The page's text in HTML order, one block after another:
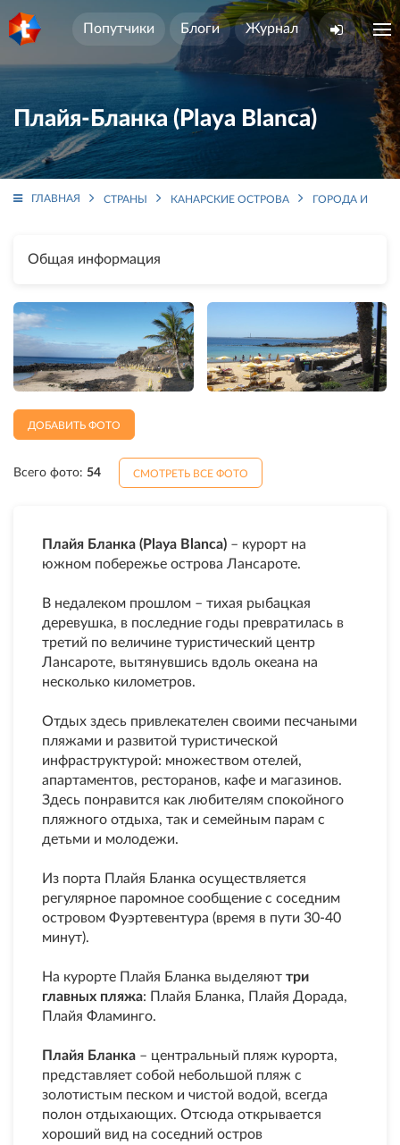
Попутчики Блоги Журнал
Плайя-Бланка (Playa Blanca)
ГЛАВНАЯ СТРАНЫ КАНАРСКИЕ ОСТРОВА ГОРОДА И
Общая информация
ДОБАВИТЬ ФОТО
Всего фото: 54 СМОТРЕТЬ ВСЕ ФОТО
Плайя Бланка (Playa Blanca) – курорт на
южном побережье острова Лансароте.
В недалеком прошлом – тихая рыбацкая
деревушка, в последние годы превратилась в
третий по величине туристический центр
Лансароте, вытянувшись вдоль океана на
несколько километров.
Отдых здесь привлекателен своими песчаными
пляжами и развитой туристической
инфраструктурой: множеством отелей,
апартаментов, ресторанов, кафе и магазинов.
Здесь понравится как любителям спокойного
пляжного отдыха, так и семейным парам с
детьми и молодежи.
Из порта Плайя Бланка осуществляется
регулярное паромное сообщение с соседним
островом Фуэртевентура (время в пути 30-40
минут).
На курорте Плайя Бланка выделяют три
главных пляжа: Плайя Бланка, Плайя Дорада,
Плайя Фламинго.
Плайя Бланка – центральный пляж курорта,
представляет собой небольшой пляж с
золотистым песком и чистой водой, всегда
полон отдыхающих. Отсюда открывается
хороший вид на соседний остров